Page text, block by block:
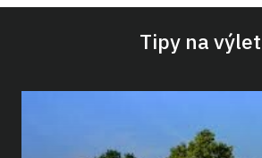
Tipy na výlet